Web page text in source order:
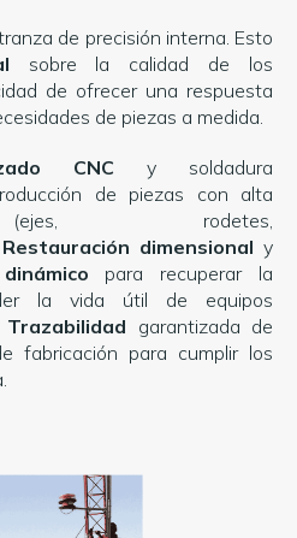
de precisión interna. Esto
sobre la calidad de los
de ofrecer una respuesta
de piezas a medida.
CNC y soldadura
de piezas con alta
rodetes,
Restauración dimensional y
para recuperar la
la vida útil de equipos
Trazabilidad garantizada de
fabricación para cumplir los